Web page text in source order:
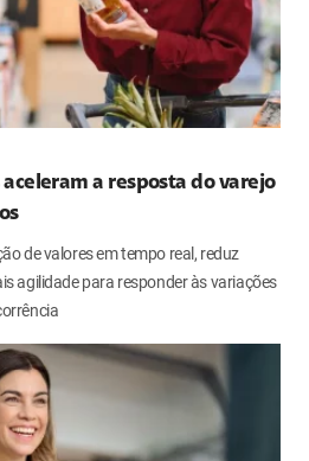
a resposta do varejo
de valores em tempo real, reduz
agilidade para responder às variações